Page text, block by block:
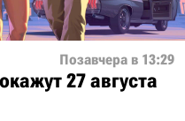
Позавчера в 13:29
27 августа